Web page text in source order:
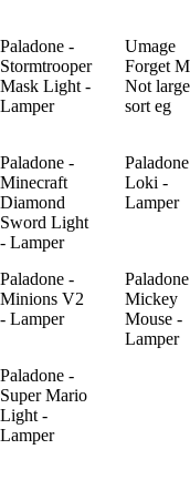
Paladone -
Stormtrooper
Mask Light -
Lamper
Umage
Forget
Not
sort eg
Paladone -
Minecraft
Diamond
Sword Light
- Lamper
Loki -
Lamper
Paladone -
Minions V2
- Lamper
Mickey
Mouse -
Lamper
Paladone -
Super Mario
Light -
Lamper